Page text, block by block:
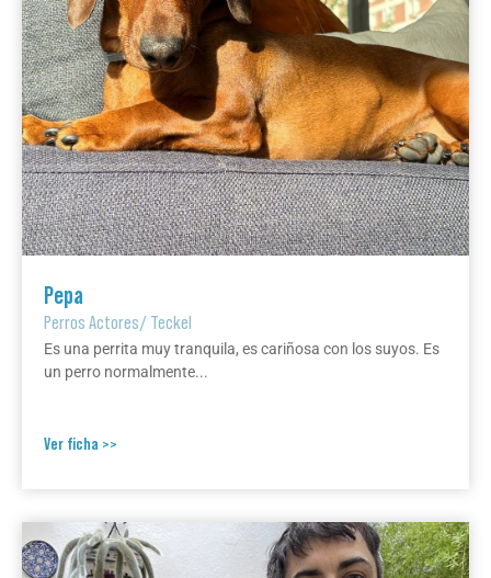
Pepa
Perros Actores/ Teckel
Es una perrita muy tranquila, es cariñosa con los suyos. Es
un perro normalmente...
Ver ficha >>